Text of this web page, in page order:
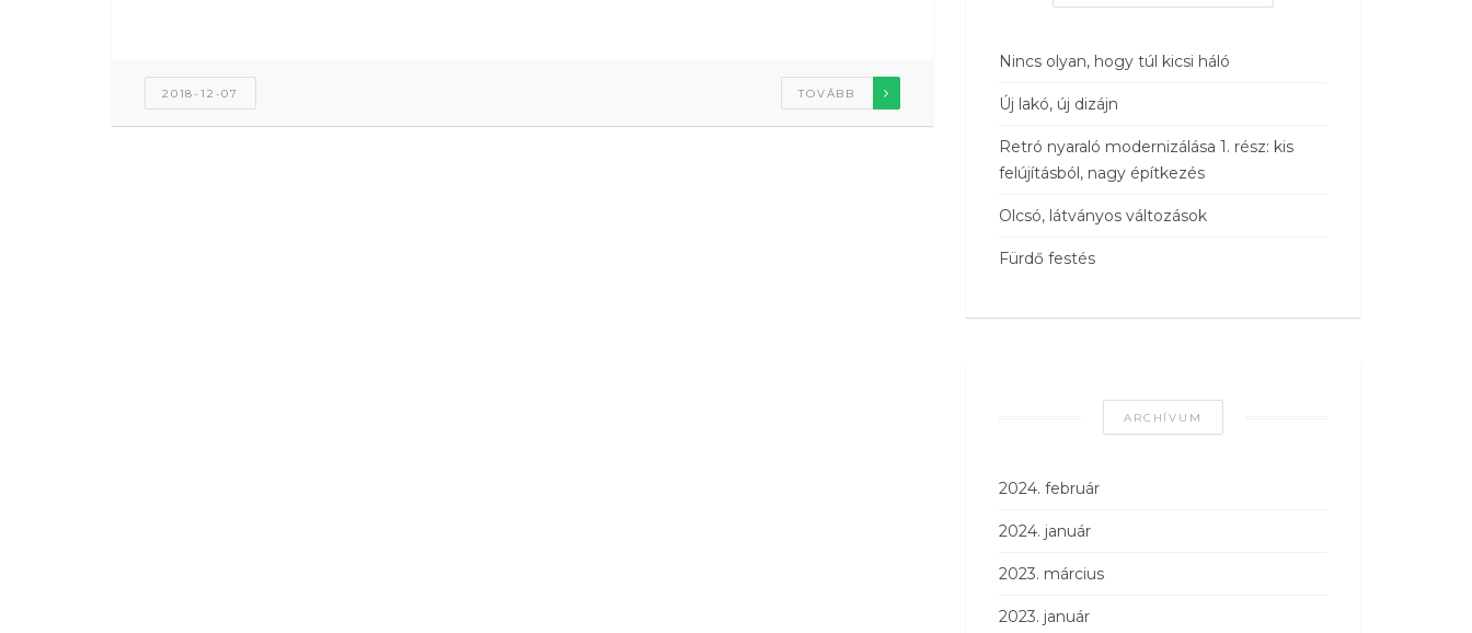
2018-12-07 TOVÁBB
Nincs olyan, hogy túl kicsi háló
Új lakó, új dizájn
Retró nyaraló modernizálása 1. rész: kis
felújításból, nagy építkezés
Olcsó, látványos változások
Fürdő festés
ARCHÍVUM
2024. február
2024. január
2023. március
2023. január